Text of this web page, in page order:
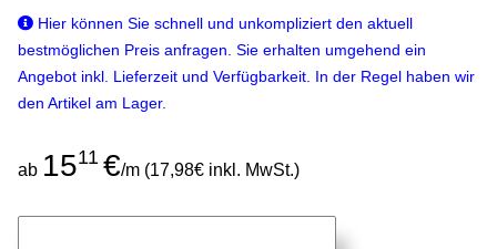
Hier können Sie schnell und unkompliziert den aktuell
bestmöglichen Preis anfragen. Sie erhalten umgehend ein
Angebot inkl. Lieferzeit und Verfügbarkeit. In der Regel haben wir
den Artikel am Lager.
ab 1511 €/m (17,98€ inkl. MwSt.)